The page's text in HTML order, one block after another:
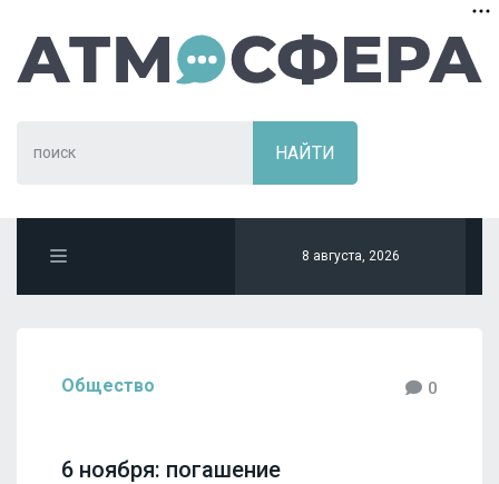
8 августа, 2026
Общество 0
6 ноября: погашение